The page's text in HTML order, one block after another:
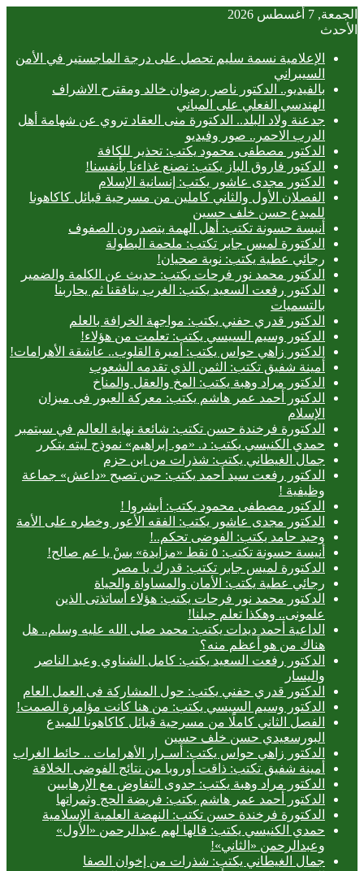
الجمعة, 7 أغسطس 2026
الأحدث
الإعلامية نسمة سليم تحصل على درجة الماجستير في الأمن
السيبراني
بالفيديو.. ‎الدكتور ناصر رضوان خالد ومقترح الاشراف
الهندسي الفعلي على المباني
جدعنة ولاد البلد.. الدكتورة منى العقاد تروي عن شهامة أهل
الدرب الاحمر.. صور وفيديو
الدكتور مصطفى محمود يكتب: تحذير للكافة
الدكتور فاروق الباز يكتب: نصنع غذاءنا بأنفسنا!
الدكتور مجدى عاشور يكتب: إنسانية الإسلام
الفصلان الأول والثاني كاملين من مسرحية قبائل كاكاهونا
للمبدع حسن خلف حسين
أنيسة حسونة تكتب: أهل الهمة يتصدرون الصفوف
الدكتورة لميس جابر تكتب: ملحمة البطولة
رجائي عطية يكتب: نوبة صحيان!
الدكتور محمد نور فرحات يكتب: حديث عن الكلمة والضمير
الدكتور رفعت السعيد يكتب: الغرب ينافقنا ثم يحاربنا
بالتسميات
الدكتور قدري حفني يكتب: مواجهة الخرافة بالعلم
الدكتور وسيم السيسي يكتب: تعلمت من هؤلاء!
الدكتور زاهي حواس يكتب: أميرة القلوب.. عاشقة الأهرامات!
أمينة شفيق تكتب: الثمن الذي تقدمه الشعوب
الدكتور مراد وهبة يكتب: المخ والعقل والمناخ
الدكتور أحمد عمر هاشم يكتب: معركة العبور فى ميزان
الإسلام
الدكتورة فرخندة حسن تكتب: شائعة نهاية العالم في سبتمبر
حمدي الكنيسي يكتب: د. «مو. إبراهيم» نموذج ليته يتكرر
جمال الغيطاني يكتب: شذرات من ابن حزم
الدكتور رفعت سيد أحمد يكتب: حين تصبح «داعش» جماعة
وظيفية !
الدكتور مصطفى محمود يكتب: أبشروا !
الدكتور مجدى عاشور يكتب: الفقه الأعور وخطره على الأمة
وحيد حامد يكتب: الفوضى تحكم..!
أنيسة حسونة تكتب: ٥ نقط «مزايدة» بسْ يا عم صالح!
الدكتورة لميس جابر تكتب: قدرك يا مصر
رجائي عطية يكتب: الأمان والمساواة والحياة
الدكتور محمد نور فرحات يكتب: هؤلاء أساتذتى الذين
علمونى.. وهكذا تعلم جيلنا!
الداعية أحمد ديدات يكتب: محمد صلى الله عليه وسلم.. هل
هناك من هو أعظم منه؟
الدكتور رفعت السعيد يكتب: كامل الشناوي وعبد الناصر
واليسار
الدكتور قدري حفني يكتب: حول المشاركة فى العمل العام
الدكتور وسيم السيسي يكتب: من هنا كانت مؤامرة الصمت!
الفصل الثاني كاملًا من مسرحية قبائل كاكاهونا للمبدع
البورسعيدي حسن خلف حسين
الدكتور زاهي حواس يكتب: أسـرار الأهرامات .. حائط الغراب
أمينة شفيق تكتب: ذاقت أوروبا من نتائج الفوضى الخلاقة
الدكتور مراد وهبة يكتب: جدوى التفاوض مع الإرهابيين
الدكتور أحمد عمر هاشم يكتب: فريضة الحج وثمراتها
الدكتورة فرخندة حسن تكتب: النهضة العلمية الإسلامية
حمدي الكنيسي يكتب: قالها لهم عبدالرحمن «الأول»
وعبدالرحمن «الثاني»!
جمال الغيطاني يكتب: شذرات من إخوان الصفا